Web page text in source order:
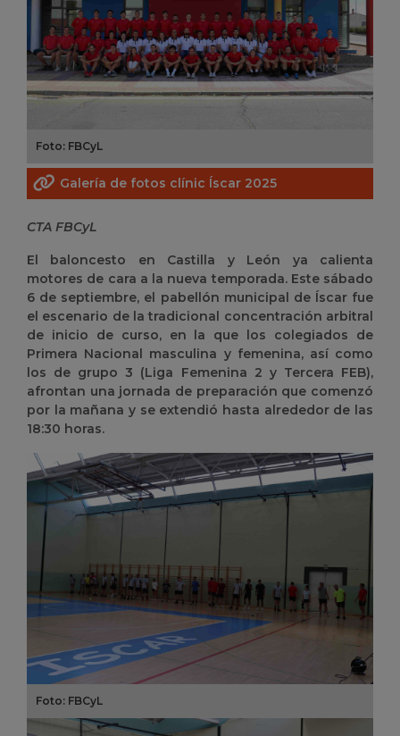
Foto: FBCyL
Galería de fotos clínic Íscar 2025
CTA FBCyL
El baloncesto en Castilla y León ya calienta
motores de cara a la nueva temporada. Este sábado
6 de septiembre, el pabellón municipal de Íscar fue
el escenario de la tradicional concentración arbitral
de inicio de curso, en la que los colegiados de
Primera Nacional masculina y femenina, así como
los de grupo 3 (Liga Femenina 2 y Tercera FEB),
afrontan una jornada de preparación que comenzó
por la mañana y se extendió hasta alrededor de las
18:30 horas.
Foto: FBCyL